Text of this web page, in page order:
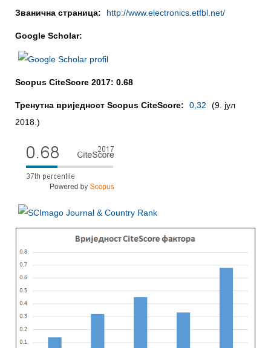
Званична страница: http://www.electronics.etfbl.net/
Google Scholar:
Scopus CiteScore 2017: 0.68
Тренутна вриједност Scopus CiteScore: 0,32
(9. јул
2018.)